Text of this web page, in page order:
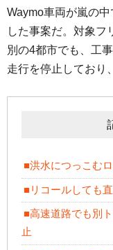
Waymo車両が嵐の
した事案だ。対象フ
別の4都市でも、工
走行を停止しており
■洪水につっこむ
■リコールしても
■高速道路でも別
止